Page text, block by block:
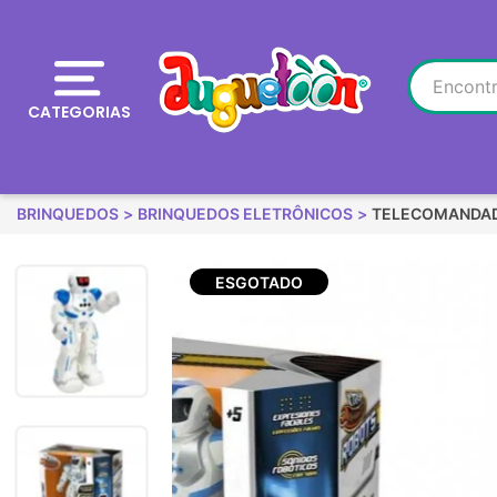
CATEGORIAS
BRINQUEDOS BRINQUEDOS ELETRÔNICOS
ESGOTADO